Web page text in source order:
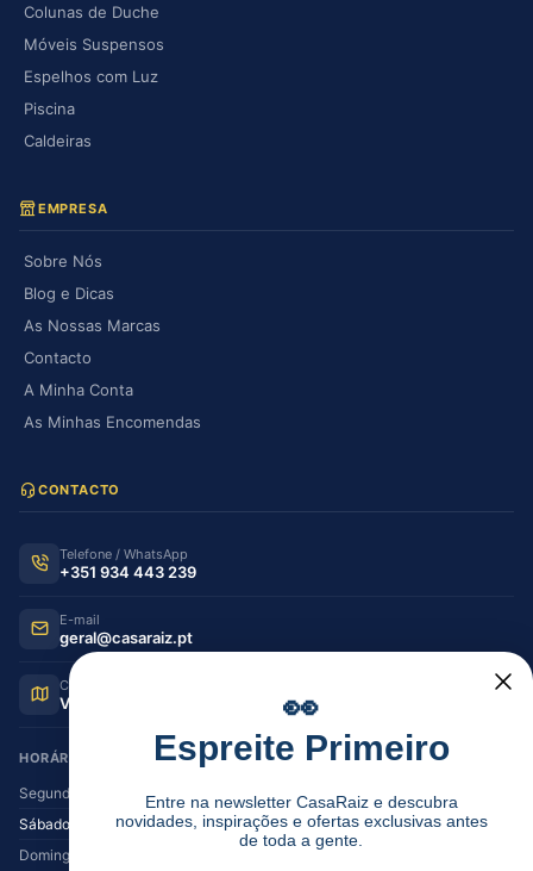
Colunas de Duche
Móveis Suspensos
Espelhos com Luz
Piscina
Caldeiras
EMPRESA
Sobre Nós
Blog e Dicas
As Nossas Marcas
Contacto
A Minha Conta
As Minhas Encomendas
CONTACTO
Telefone / WhatsApp
+351 934 443 239
E-mail
geral@casaraiz.pt
Como chegar
Ver no Google Maps
HORÁRIO DE FUNCIONAMENTO
Segunda — Sexta
08:30–12:30 | 14:00–19:30
Sábado
08:30–12:30 | 14:00–17:00
Domingo
👀
Espreite Primeiro
Entre na newsletter CasaRaiz e descubra
novidades, inspirações e ofertas exclusivas antes
de toda a gente.